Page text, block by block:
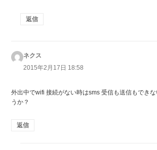
返信
ネクス
り:
2015年2月17日 18:58
外出中でwifi 接続がない時はsms 受信も送信もでき
うか？
返信